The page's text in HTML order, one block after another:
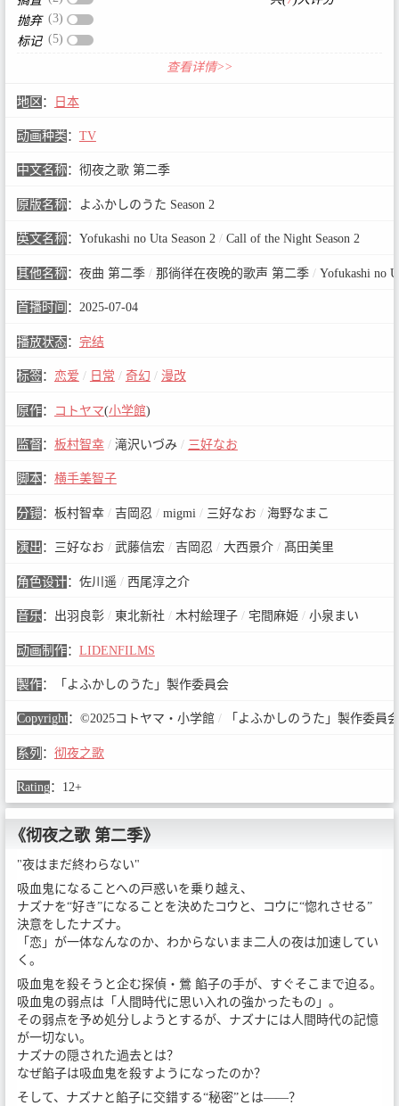
抛弃 (3)
标记 (5)
查看详情>>
地区 ： 日本
动画种类 ： TV
中文名称： 彻夜之歌 第二季
原版名称： よふかしのうた Season 2
英文名称： Yofukashi no Uta Season 2 /Call of the Night Season 2
其他名称： 夜曲 第二季 /那徜徉在夜晚的歌声 第二季 /Yofukashi no
首播时间 ： 2025-07-04
播放状态： 完结
标签： 恋爱 / 日常 / 奇幻 / 漫改
原作： コトヤマ(小学館)
监督 ： 板村智幸 /滝沢いづみ / 三好なお
脚本： 横手美智子
分镜： 板村智幸 /吉岡忍 /migmi /三好なお /海野なまこ
演出 ： 三好なお /武藤信宏 /吉岡忍 /大西景介 /髙田美里
角色设计： 佐川遥 /西尾淳之介
音乐 ： 出羽良彰 /東北新社 /木村絵理子 /宅間麻姫 /小泉まい
动画制作： LIDENFILMS
製作： 「よふかしのうた」製作委員会
Copyright： ©2025コトヤマ・小学館 /「よふかしのうた」製作委員会
系列 ： 彻夜之歌
Rating： 12+
《彻夜之歌 第二季》
"夜はまだ終わらない"
吸血鬼になることへの戸惑いを乗り越え、
ナズナを“好き”になることを決めたコウと、コウに“惚れさせる”
決意をしたナズナ。
「恋」が一体なんなのか、わからないまま二人の夜は加速してい
く。
吸血鬼を殺そうと企む探偵・鶯 餡子の手が、すぐそこまで迫る。
吸血鬼の弱点は「人間時代に思い入れの強かったもの」。
その弱点を予め処分しようとするが、ナズナには人間時代の記憶
が一切ない。
ナズナの隠された過去とは？
なぜ餡子は吸血鬼を殺すようになったのか？
そして、ナズナと餡子に交錯する“秘密”とは――？